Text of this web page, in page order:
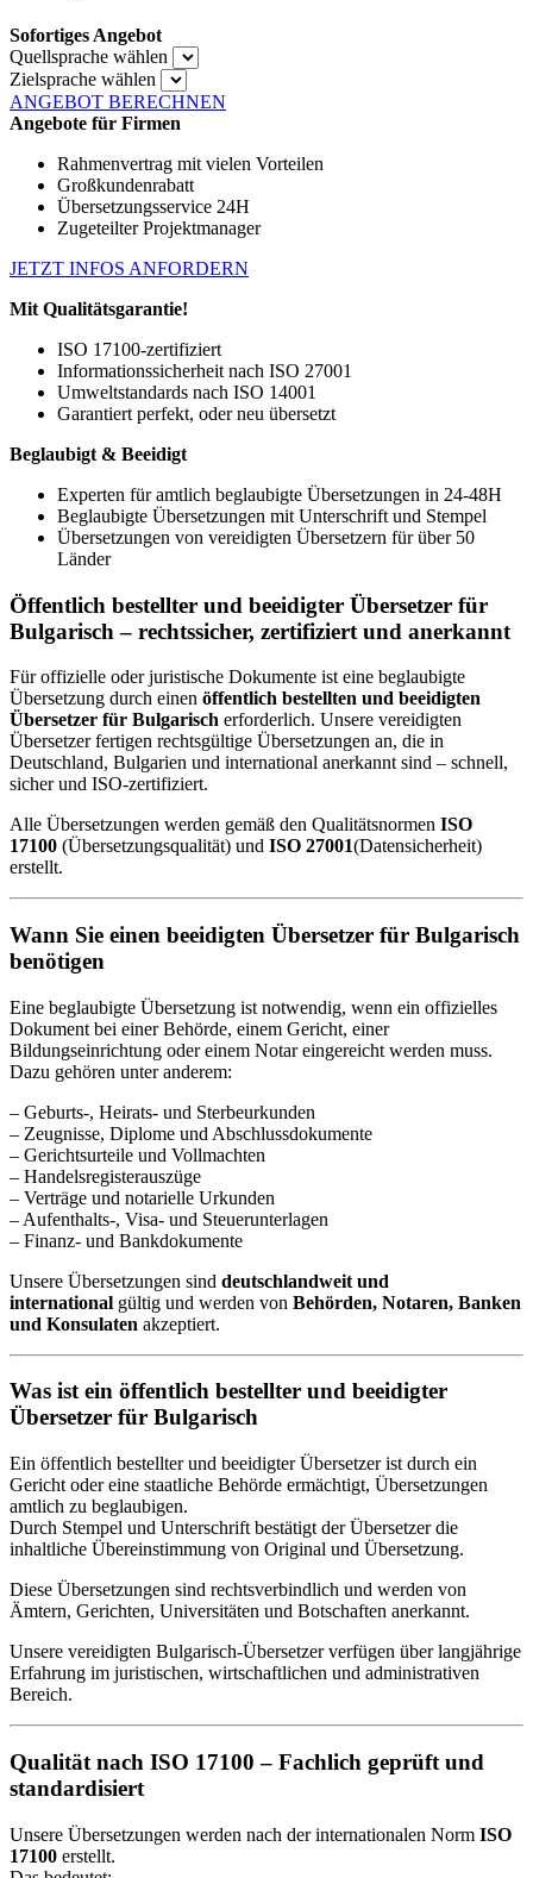
Sofortiges Angebot
Quellsprache wählen
Zielsprache wählen
ANGEBOT BERECHNEN
Angebote für Firmen
Rahmenvertrag mit vielen Vorteilen
Großkundenrabatt
Übersetzungsservice 24H
Zugeteilter Projektmanager
JETZT INFOS ANFORDERN
Mit Qualitätsgarantie!
ISO 17100-zertifiziert
Informationssicherheit nach ISO 27001
Umweltstandards nach ISO 14001
Garantiert perfekt, oder neu übersetzt
Beglaubigt & Beeidigt
Experten für amtlich beglaubigte Übersetzungen in 24-48H
Beglaubigte Übersetzungen mit Unterschrift und Stempel
Übersetzungen von vereidigten Übersetzern für über 50
Länder
Öffentlich bestellter und beeidigter Übersetzer für
Bulgarisch – rechtssicher, zertifiziert und anerkannt
Für offizielle oder juristische Dokumente ist eine beglaubigte
Übersetzung durch einen öffentlich bestellten und beeidigten
Übersetzer für Bulgarisch erforderlich. Unsere vereidigten
Übersetzer fertigen rechtsgültige Übersetzungen an, die in
Deutschland, Bulgarien und international anerkannt sind – schnell,
sicher und ISO-zertifiziert.
Alle Übersetzungen werden gemäß den Qualitätsnormen ISO
17100 (Übersetzungsqualität) und ISO 27001(Datensicherheit)
erstellt.
Wann Sie einen beeidigten Übersetzer für Bulgarisch
benötigen
Eine beglaubigte Übersetzung ist notwendig, wenn ein offizielles
Dokument bei einer Behörde, einem Gericht, einer
Bildungseinrichtung oder einem Notar eingereicht werden muss.
Dazu gehören unter anderem:
– Geburts-, Heirats- und Sterbeurkunden
– Zeugnisse, Diplome und Abschlussdokumente
– Gerichtsurteile und Vollmachten
– Handelsregisterauszüge
– Verträge und notarielle Urkunden
– Aufenthalts-, Visa- und Steuerunterlagen
– Finanz- und Bankdokumente
Unsere Übersetzungen sind deutschlandweit und
international gültig und werden von Behörden, Notaren, Banken
und Konsulaten akzeptiert.
Was ist ein öffentlich bestellter und beeidigter
Übersetzer für Bulgarisch
Ein öffentlich bestellter und beeidigter Übersetzer ist durch ein
Gericht oder eine staatliche Behörde ermächtigt, Übersetzungen
amtlich zu beglaubigen.
Durch Stempel und Unterschrift bestätigt der Übersetzer die
inhaltliche Übereinstimmung von Original und Übersetzung.
Diese Übersetzungen sind rechtsverbindlich und werden von
Ämtern, Gerichten, Universitäten und Botschaften anerkannt.
Unsere vereidigten Bulgarisch-Übersetzer verfügen über langjährige
Erfahrung im juristischen, wirtschaftlichen und administrativen
Bereich.
Qualität nach ISO 17100 – Fachlich geprüft und
standardisiert
Unsere Übersetzungen werden nach der internationalen Norm ISO
17100 erstellt.